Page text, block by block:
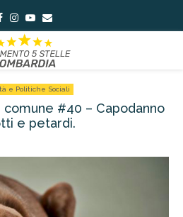
Facebook
Instagram
Youtube
Email
e Politiche Sociali
#40 – Capodanno
e petardi.